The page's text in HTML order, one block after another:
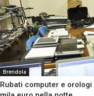
Brendola
Rubati computer e